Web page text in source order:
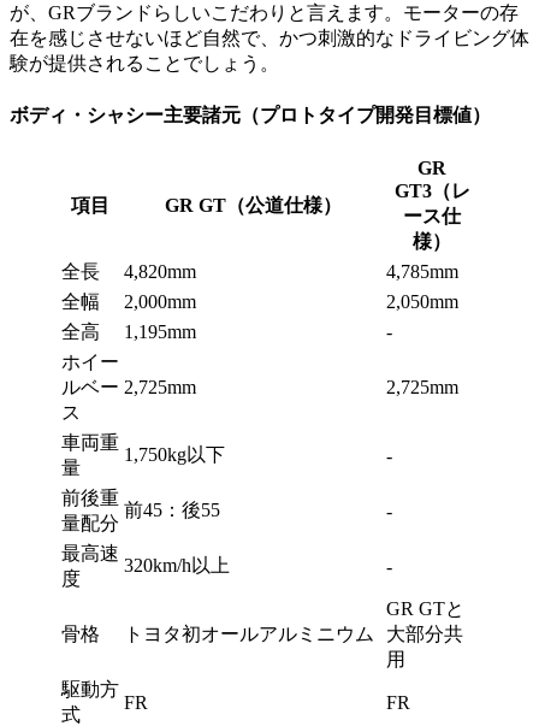
が、GRブランドらしいこだわりと言えます。モーターの存
在を感じさせないほど自然で、かつ刺激的なドライビング体
験が提供されることでしょう。
ボディ・シャシー主要諸元（プロトタイプ開発目標値）
項目 GR GT（公道仕様）
GR
GT3（レ
ース仕
様）
全長
4,820mm
4,785mm
全幅
2,000mm
2,050mm
全高
1,195mm
-
ホイー
ルベー
ス
2,725mm 2,725mm
車両重
量
1,750kg以下 -
前後重
量配分
前45：後55 -
最高速
度
320km/h以上 -
骨格 トヨタ初オールアルミニウム
GR GTと
大部分共
用
駆動方
式
FR FR